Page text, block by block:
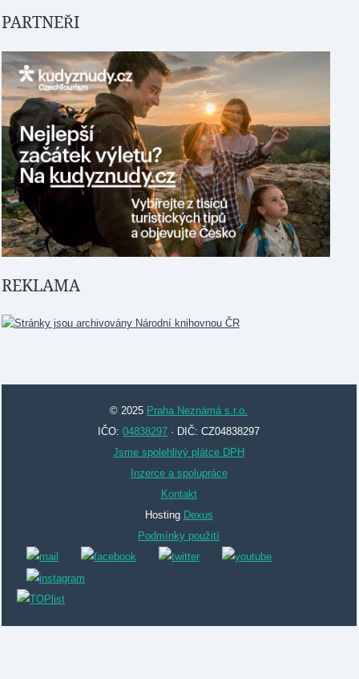
PARTNEŘI
REKLAMA
© 2025 Praha Neznámá s.r.o.
IČO:04838297 · DIČ: CZ04838297
Jsme spolehlivý plátce DPH
Inzerce a spolupráce
Kontakt
Hosting Dexus
Podmínky použití